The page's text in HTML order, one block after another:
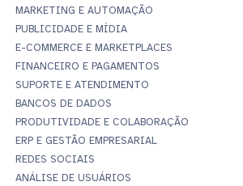
MARKETING E AUTOMAÇÃO
PUBLICIDADE E MÍDIA
E-COMMERCE E MARKETPLACES
FINANCEIRO E PAGAMENTOS
SUPORTE E ATENDIMENTO
BANCOS DE DADOS
PRODUTIVIDADE E COLABORAÇÃO
ERP E GESTÃO EMPRESARIAL
REDES SOCIAIS
ANÁLISE DE USUÁRIOS